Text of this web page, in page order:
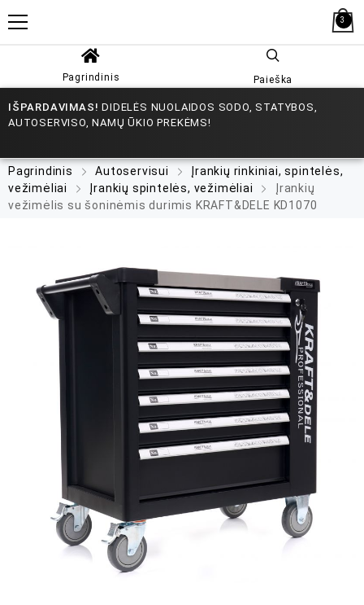
3
Pagrindinis Paieška
IŠPARDAVIMAS! DIDELĖS NUOLAIDOS SODO, STATYBOS,
AUTOSERVISO, NAMŲ ŪKIO PREKĖMS!
Pagrindinis Autoservisui
Įrankių rinkiniai, spintelės,
vežimėliai
Įrankių spintelės, vežimėliai
Įrankių
vežimėlis su šoninėmis durimis KRAFT&DELE KD1070